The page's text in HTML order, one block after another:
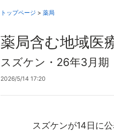
トップページ > 薬局
薬局含む地域医
スズケン・26年3月期
2026/5/14 17:20
スズケンが14日に